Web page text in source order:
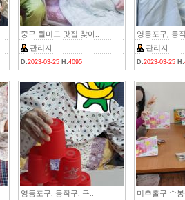
중구 월미도 맛집 찾아..
관리자
D:2023-03-25 H:4095
영등포구, 동
관리자
D:2023-03-25 H:
영등포구, 동작구, 구..
미추홀구 수봉